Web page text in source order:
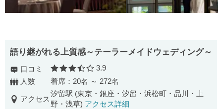
語り継がれる上質感～テーラーメイドウェディング～
口コミ 口コミ評価
3.9
人数
着席：20名 ～ 272名
アクセス
汐留駅 (東京・銀座・汐留・浜松町・品川・上
野・浅草) アクセス詳細